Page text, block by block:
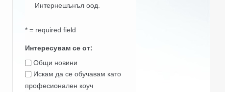
Интернешънъл оод.
* = required field
Интересувам се от:
Общи новини
Искам да се обучавам като
професионален коуч